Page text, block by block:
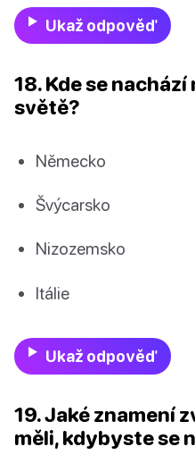
Ukaž odpověď
18. Kde se
světě?
Německo
Švýcarsko
Nizozemsko
Itálie
Ukaž odpověď
19. Jaké znamení
měli, kdybyste se